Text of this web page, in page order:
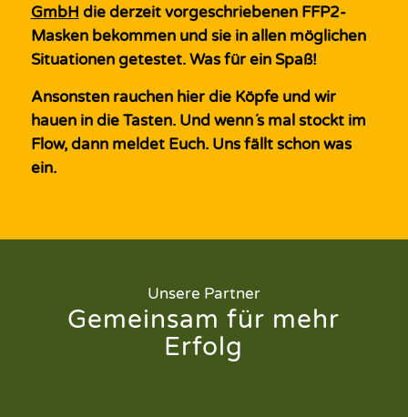
GmbH die derzeit vorgeschriebenen FFP2-
Masken bekommen und sie in allen möglichen
Situationen getestet. Was für ein Spaß!
Ansonsten rauchen hier die Köpfe und wir
hauen in die Tasten. Und wenn´s mal stockt im
Flow, dann meldet Euch. Uns fällt schon was
ein.
Unsere Partner
Gemeinsam für mehr
Erfolg